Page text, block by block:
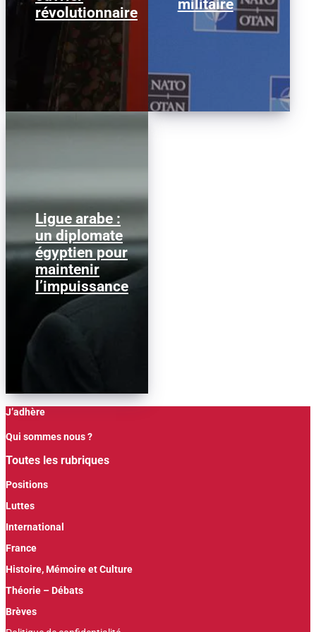
révolutionnaire
militaire
Ligue arabe :
un diplomate
égyptien pour
maintenir
l’impuissance
Nabil Fahmy, ancien
ministre égyptien des
Affaires étrangères, a
été désigné secrétaire
général de...
J’adhère
Qui sommes nous ?
Toutes les rubriques
Positions
Luttes
International
France
Histoire, Mémoire et Culture
Théorie – Débats
Brèves